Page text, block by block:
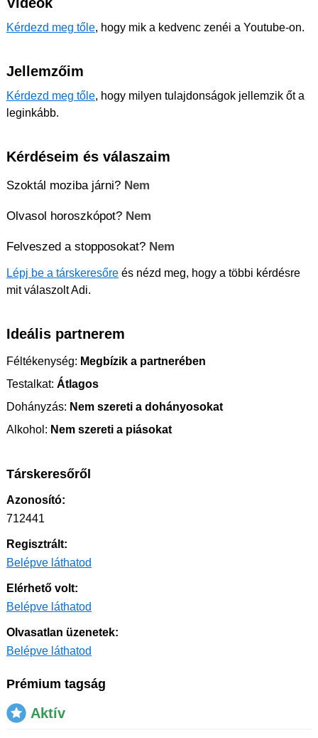
Kérdezd meg tőle, hogy mik a kedvenc zenéi a Youtube-on.
Jellemzőim
Kérdezd meg tőle, hogy milyen tulajdonságok jellemzik őt a
leginkább.
Kérdéseim és válaszaim
Szoktál moziba járni? Nem
Olvasol horoszkópot? Nem
Felveszed a stopposokat? Nem
Lépj be a társkeresőre és nézd meg, hogy a többi kérdésre
mit válaszolt Adi.
Ideális partnerem
Féltékenység: Megbízik a partnerében
Testalkat: Átlagos
Dohányzás: Nem szereti a dohányosokat
Alkohol: Nem szereti a piásokat
Társkeresőről
Azonosító:
712441
Regisztrált:
Belépve láthatod
Elérhető volt:
Belépve láthatod
Olvasatlan üzenetek:
Belépve láthatod
Prémium tagság
Aktív